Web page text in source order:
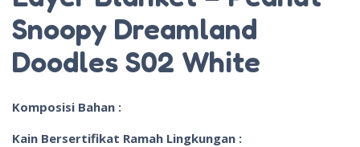
Snoopy Dreamland
Doodles S02 White
Komposisi Bahan :
Kain Bersertifikat Ramah Lingkungan :